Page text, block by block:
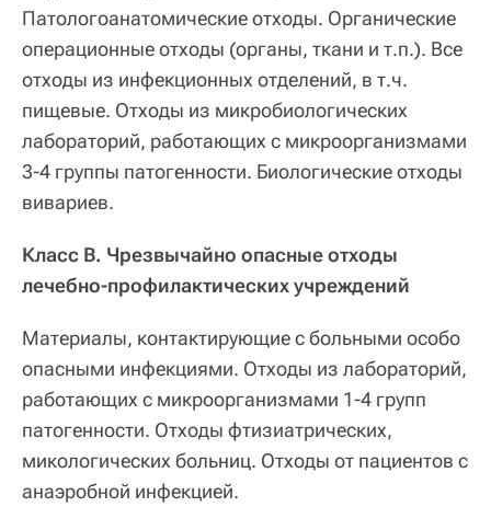
Патологоанатомические отходы. Органические
операционные отходы (органы, ткани и т.п.). Все
отходы из инфекционных отделений, в т.ч.
пищевые. Отходы из микробиологических
лабораторий, работающих с микроорганизмами
3-4 группы патогенности. Биологические отходы
вивариев.
Класс В. Чрезвычайно опасные отходы
лечебно-профилактических учреждений
Материалы, контактирующие с больными особо
опасными инфекциями. Отходы из лабораторий,
работающих с микроорганизмами 1-4 групп
патогенности. Отходы фтизиатрических,
микологических больниц. Отходы от пациентов с
анаэробной инфекцией.